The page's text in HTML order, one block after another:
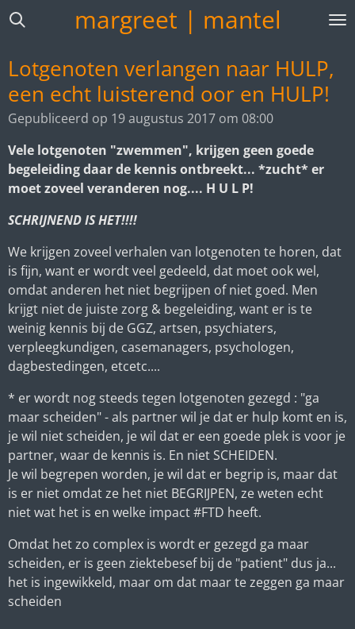
Ga
de
hoofdinhoud
margreet | mantel
Lotgenoten verlangen naar HULP,
een echt luisterend oor en HULP!
Gepubliceerd op 19 augustus 2017 om 08:00
Vele lotgenoten "zwemmen", krijgen geen goede
begeleiding daar de kennis ontbreekt... *zucht* er
moet zoveel veranderen nog.... H U L P!
SCHRIJNEND IS HET!!!!
We krijgen zoveel verhalen van lotgenoten te horen, dat
is fijn, want er wordt veel gedeeld, dat moet ook wel,
omdat anderen het niet begrijpen of niet goed. Men
krijgt niet de juiste zorg & begeleiding, want er is te
weinig kennis bij de GGZ, artsen, psychiaters,
verpleegkundigen, casemanagers, psychologen,
dagbestedingen, etcetc....
* er wordt nog steeds tegen lotgenoten gezegd : "ga
maar scheiden" - als partner wil je dat er hulp komt en is,
je wil niet scheiden, je wil dat er een goede plek is voor je
partner, waar de kennis is. En niet SCHEIDEN.
Je wil begrepen worden, je wil dat er begrip is, maar dat
is er niet omdat ze het niet BEGRIJPEN, ze weten echt
niet wat het is en welke impact #FTD heeft.
Omdat het zo complex is wordt er gezegd ga maar
scheiden, er is geen ziektebesef bij de "patient" dus ja...
het is ingewikkeld, maar om dat maar te zeggen ga maar
scheiden